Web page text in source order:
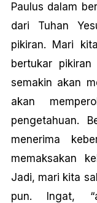
Paulus dalam
dari Tuhan
pikiran. Mari
bertukar
semakin akan
akan
pengetahuan.
menerima
memaksakan
Jadi, mari kita
pun. Ingat,